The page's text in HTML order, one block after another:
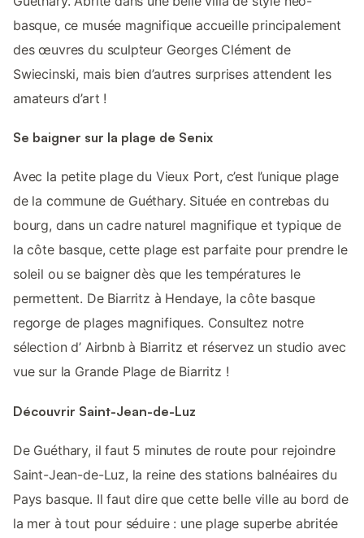
basque, ce musée magnifique accueille principalement
des œuvres du sculpteur Georges Clément de
Swiecinski, mais bien d’autres surprises attendent les
amateurs d’art !
Se baigner sur la plage de Senix
Avec la petite plage du Vieux Port, c’est l’unique plage
de la commune de Guéthary. Située en contrebas du
bourg, dans un cadre naturel magnifique et typique de
la côte basque, cette plage est parfaite pour prendre le
soleil ou se baigner dès que les températures le
permettent. De Biarritz à Hendaye, la côte basque
regorge de plages magnifiques. Consultez notre
sélection d’ Airbnb à Biarritz et réservez un studio avec
vue sur la Grande Plage de Biarritz !
Découvrir Saint-Jean-de-Luz
De Guéthary, il faut 5 minutes de route pour rejoindre
Saint-Jean-de-Luz, la reine des stations balnéaires du
Pays basque. Il faut dire que cette belle ville au bord de
la mer à tout pour séduire : une plage superbe abritée